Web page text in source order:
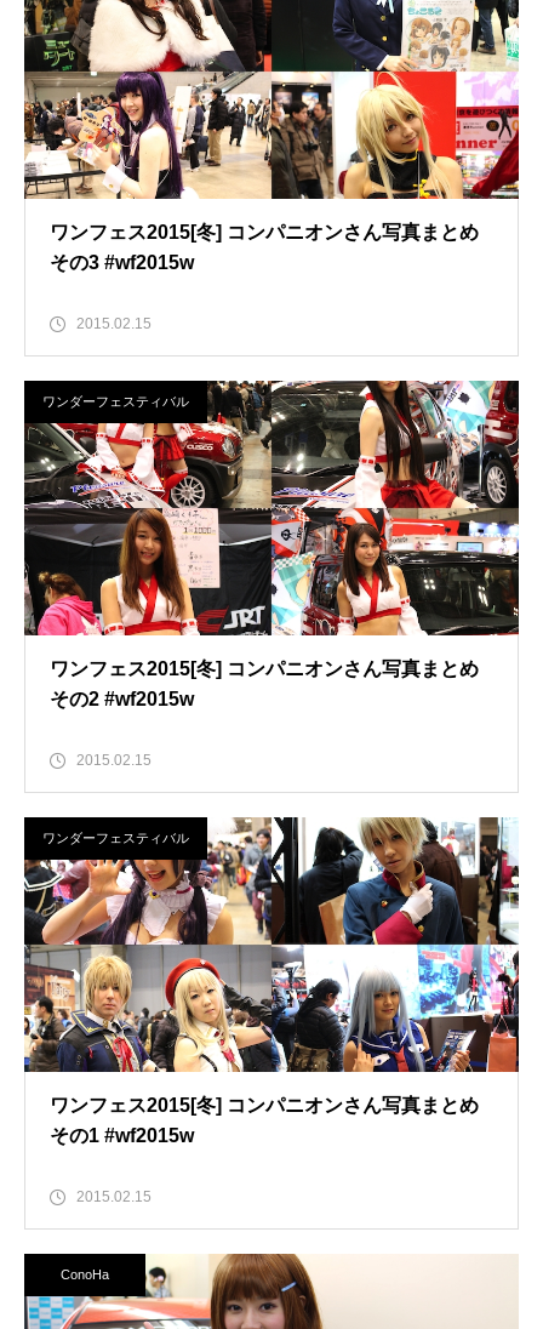
ワンフェス2015[冬] コンパニオンさん写真まとめ
その3 #wf2015w
2015.02.15
ワンダーフェスティバル
ワンフェス2015[冬] コンパニオンさん写真まとめ
その2 #wf2015w
2015.02.15
ワンダーフェスティバル
ワンフェス2015[冬] コンパニオンさん写真まとめ
その1 #wf2015w
2015.02.15
ConoHa